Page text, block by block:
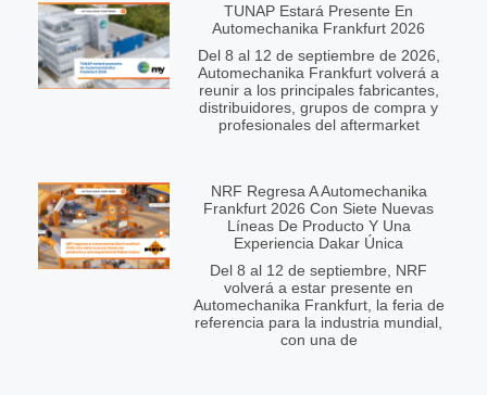
TUNAP Estará Presente En
Automechanika Frankfurt 2026
Del 8 al 12 de septiembre de 2026,
Automechanika Frankfurt volverá a
reunir a los principales fabricantes,
distribuidores, grupos de compra y
profesionales del aftermarket
NRF Regresa A Automechanika
Frankfurt 2026 Con Siete Nuevas
Líneas De Producto Y Una
Experiencia Dakar Única
Del 8 al 12 de septiembre, NRF
volverá a estar presente en
Automechanika Frankfurt, la feria de
referencia para la industria mundial,
con una de